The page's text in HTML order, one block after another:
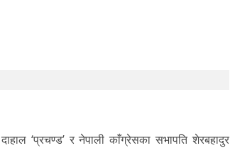
‘प्रचण्ड’ र नेपाली काँग्रेसका सभापति शेरबहादुर